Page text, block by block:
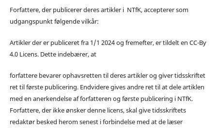
Forfattere, der publicerer deres artikler i NTfK, accepterer som
udgangspunkt følgende vilkår:
Artikler der er publiceret fra 1/1 2024 og fremefter, er tildelt en CC-By
4.0 Licens. Dette indebærer, at
forfattere bevarer ophavsretten til deres artikler og giver tidsskriftet
ret til første publicering. Endvidere gives andre ret til at dele artiklen
med en anerkendelse af forfatteren og første publicering i NTfK.
Forfattere, der ikke ønsker denne licens, skal give tidsskriftets
redaktør besked herom senest i forbindelse med at de læser